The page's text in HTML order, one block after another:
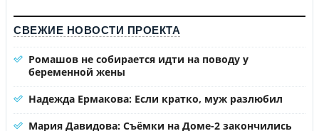
СВЕЖИЕ НОВОСТИ ПРОЕКТА
Ромашов не собирается идти на поводу у
беременной жены
Надежда Ермакова: Если кратко, муж разлюбил
Мария Давидова: Съёмки на Доме-2 закончились